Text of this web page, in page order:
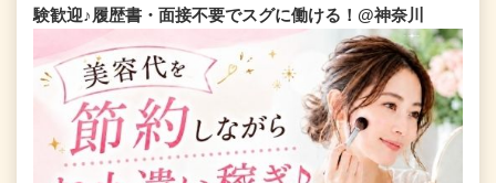
験歓迎♪履歴書・面接不要でスグに働ける！@神奈川